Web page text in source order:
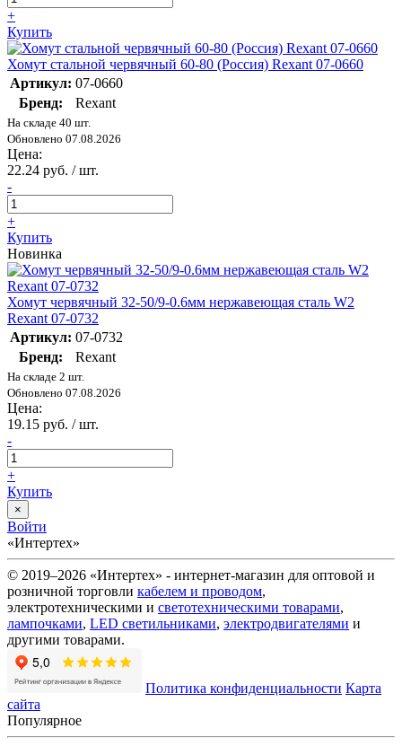
+
Купить
Хомут стальной червячный 60-80 (Россия) Rexant 07-0660
Артикул: 07-0660
Бренд:
Rexant
На складе 40 шт.
Обновлено 07.08.2026
Цена:
22.24 руб. / шт.
-
+
Купить
Новинка
Хомут червячный 32-50/9-0.6мм нержавеющая сталь W2
Rexant 07-0732
Артикул: 07-0732
Бренд:
Rexant
На складе 2 шт.
Обновлено 07.08.2026
Цена:
19.15 руб. / шт.
-
+
Купить
×
Войти
«Интертех»
© 2019–2026 «Интертех» - интернет-магазин для оптовой и
розничной торговли кабелем и проводом,
электротехническими и светотехническими товарами,
лампочками, LED светильниками, электродвигателями и
другими товарами.
Политика конфиденциальности Карта
сайта
Популярное